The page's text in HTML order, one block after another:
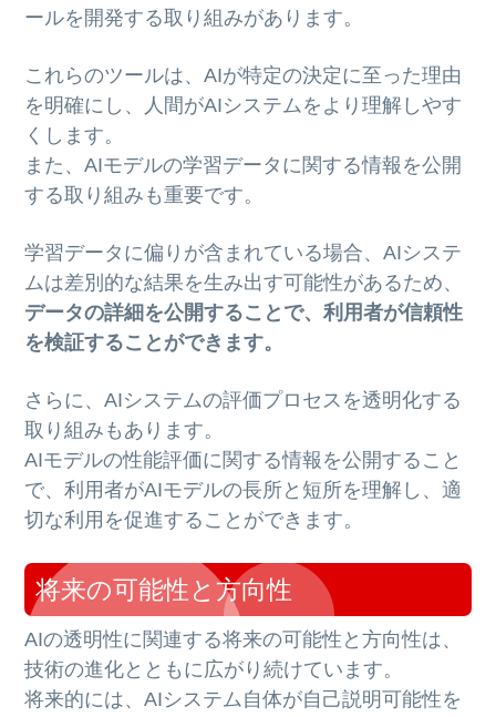
ールを開発する取り組みがあります。
これらのツールは、AIが特定の決定に至った理由
を明確にし、人間がAIシステムをより理解しやす
くします。
また、AIモデルの学習データに関する情報を公開
する取り組みも重要です。
学習データに偏りが含まれている場合、AIシステ
ムは差別的な結果を生み出す可能性があるため、
データの詳細を公開することで、利用者が信頼性
を検証することができます。
さらに、AIシステムの評価プロセスを透明化する
取り組みもあります。
AIモデルの性能評価に関する情報を公開すること
で、利用者がAIモデルの長所と短所を理解し、適
切な利用を促進することができます。
将来の可能性と方向性
AIの透明性に関連する将来の可能性と方向性は、
技術の進化とともに広がり続けています。
将来的には、AIシステム自体が自己説明可能性を